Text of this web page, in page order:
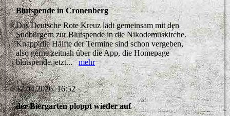
Blutspende in Cronenberg
Das Deutsche Rote Kreuz lädt gemeinsam mit den
Sudbürgern zur Blutspende in die Nikodemuskirche.
Knapp die Hälfte der Termine sind schon vergeben,
also gerne zeitnah über die App, die Homepage
blutspende.jetzt...mehr
17.04.2026, 16:52
der Biergarten ploppt wieder auf